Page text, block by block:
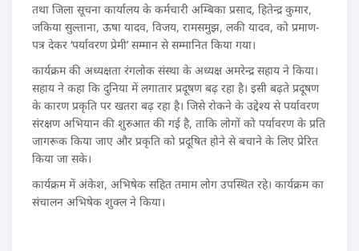
तथा जिला सूचना कार्यालय के कर्मचारी अम्बिका प्रसाद, हितेन्द्र कुमार,
जकिया सुल्ताना, ऊषा यादव, विजय, रामसमुझ, लकी यादव, को प्रमाण-
पत्र देकर ‘पर्यावरण प्रेमी’ सम्मान से सम्मानित किया गया।
कार्यक्रम की अध्यक्षता रंगलोक संस्था के अध्यक्ष अमरेन्द्र सहाय ने किया।
सहाय ने कहा कि दुनिया में लगातार प्रदूषण बढ़ रहा है। इसी बढ़ते प्रदूषण
के कारण प्रकृति पर खतरा बढ़ रहा है। जिसे रोकने के उद्देश्य से पर्यावरण
संरक्षण अभियान की शुरुआत की गई है, ताकि लोगों को पर्यावरण के प्रति
जागरूक किया जाए और प्रकृति को प्रदूषित होने से बचाने के लिए प्रेरित
किया जा सके।
कार्यक्रम में अंकेश, अभिषेक सहित तमाम लोग उपस्थित रहे। कार्यक्रम का
संचालन अभिषेक शुक्ल ने किया।